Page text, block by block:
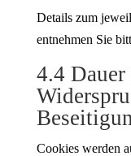
Details zum
entnehmen Sie
4.4 Dauer
Cookies werden